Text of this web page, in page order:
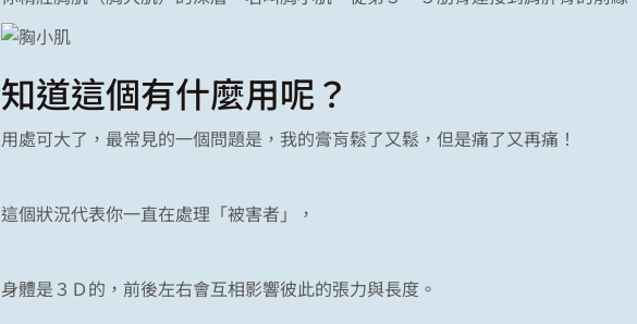
知道這個有什麼用呢？
用處可大了，最常見的一個問題是，我的膏肓鬆了又鬆，但是痛了又再痛！
這個狀況代表你一直在處理「被害者」，
身體是３Ｄ的，前後左右會互相影響彼此的張力與長度。